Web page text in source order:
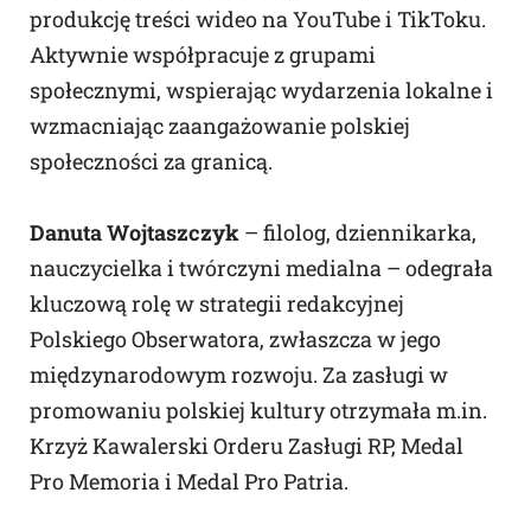
produkcję treści wideo na YouTube i TikToku.
Aktywnie współpracuje z grupami
społecznymi, wspierając wydarzenia lokalne i
wzmacniając zaangażowanie polskiej
społeczności za granicą.
Danuta Wojtaszczyk – filolog, dziennikarka,
nauczycielka i twórczyni medialna – odegrała
kluczową rolę w strategii redakcyjnej
Polskiego Obserwatora, zwłaszcza w jego
międzynarodowym rozwoju. Za zasługi w
promowaniu polskiej kultury otrzymała m.in.
Krzyż Kawalerski Orderu Zasługi RP, Medal
Pro Memoria i Medal Pro Patria.